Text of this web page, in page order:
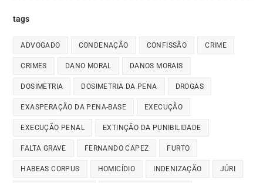
tags
ADVOGADO CONDENAÇÃO CONFISSÃO CRIME
CRIMES DANO MORAL DANOS MORAIS
DOSIMETRIA DOSIMETRIA DA PENA DROGAS
EXASPERAÇÃO DA PENA-BASE EXECUÇÃO
EXECUÇÃO PENAL EXTINÇÃO DA PUNIBILIDADE
FALTA GRAVE FERNANDO CAPEZ FURTO
HABEAS CORPUS HOMICÍDIO INDENIZAÇÃO JÚRI